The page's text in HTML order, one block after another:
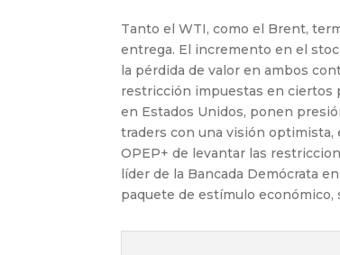
Tanto el WTI, como el Brent,
entrega. El incremento en el
la pérdida de valor en ambos
restricción impuestas en ciertos
en Estados Unidos, ponen
traders con una visión optimista,
OPEP+ de levantar las
líder de la Bancada Demócrata
paquete de estímulo económico,